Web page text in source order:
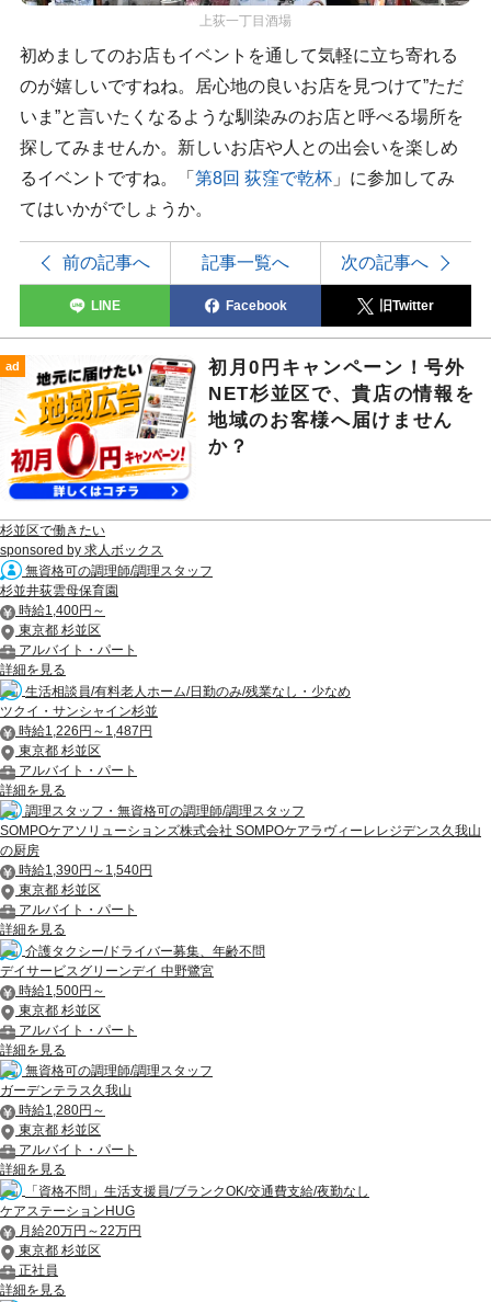
上荻一丁目酒場
初めましてのお店もイベントを通して気軽に立ち寄れる
のが嬉しいですねね。居心地の良いお店を見つけて”ただ
いま”と言いたくなるような馴染みのお店と呼べる場所を
探してみませんか。新しいお店や人との出会いを楽しめ
るイベントですね。「 第8回 荻窪で乾杯」に参加してみ
てはいかがでしょうか。
前の記事へ 記事一覧へ 次の記事へ
LINE Facebook 旧Twitter
ad
初月0円キャンペーン！号外
NET杉並区で、貴店の情報を
地域のお客様へ届けません
か？
杉並区で働きたい
sponsored by 求人ボックス
無資格可の調理師/調理スタッフ
杉並井荻雲母保育園
時給1,400円～
東京都 杉並区
アルバイト・パート
詳細を見る
生活相談員/有料老人ホーム/日勤のみ/残業なし・少なめ
ツクイ・サンシャイン杉並
時給1,226円～1,487円
東京都 杉並区
アルバイト・パート
詳細を見る
調理スタッフ・無資格可の調理師/調理スタッフ
SOMPOケアソリューションズ株式会社 SOMPOケアラヴィーレレジデンス久我山
の厨房
時給1,390円～1,540円
東京都 杉並区
アルバイト・パート
詳細を見る
介護タクシー/ドライバー募集、年齢不問
デイサービスグリーンデイ 中野鷺宮
時給1,500円～
東京都 杉並区
アルバイト・パート
詳細を見る
無資格可の調理師/調理スタッフ
ガーデンテラス久我山
時給1,280円～
東京都 杉並区
アルバイト・パート
詳細を見る
「資格不問」生活支援員/ブランクOK/交通費支給/夜勤なし
ケアステーションHUG
月給20万円～22万円
東京都 杉並区
正社員
詳細を見る